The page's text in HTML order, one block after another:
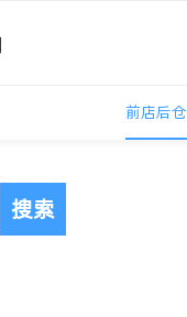
前店后仓
搜索